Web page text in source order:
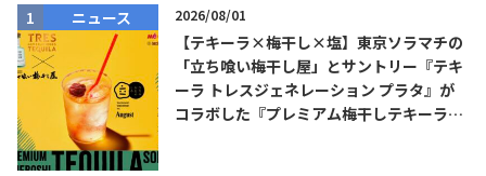
ニュース 2026/08/01
【テキーラ×梅干し×塩】東京ソラマチの
「立ち喰い梅干し屋」とサントリー『テキ
ーラ トレスジェネレーション プラタ』が
コラボした『プレミアム梅干しテキーラソ